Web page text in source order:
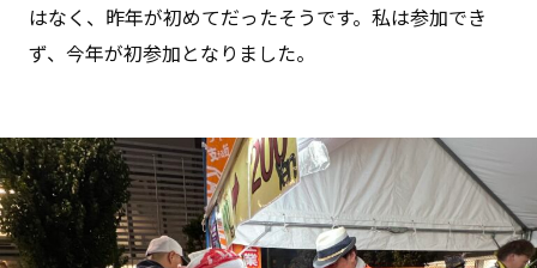
はなく、昨年が初めてだったそうです。私は参加でき
ず、今年が初参加となりました。